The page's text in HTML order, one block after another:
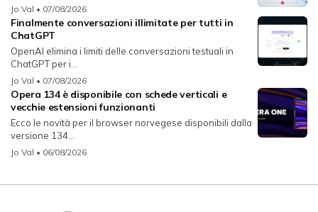
Jo Val • 07/08/2026
Finalmente conversazioni illimitate per tutti in
ChatGPT
OpenAI elimina i limiti delle conversazioni testuali in
ChatGPT per i...
Jo Val • 07/08/2026
Opera 134 è disponibile con schede verticali e
vecchie estensioni funzionanti
Ecco le novità per il browser norvegese disponibili dalla
versione 134...
Jo Val • 06/08/2026